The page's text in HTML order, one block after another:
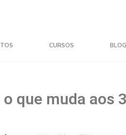
CURSOS BLOG
que muda aos